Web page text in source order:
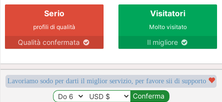
Serio
profili di qualità
Qualità confermata
Visitatori
Molto visitato
Il migliore
Lavoriamo sodo per darti il miglior servizio, per favore sii di supporto